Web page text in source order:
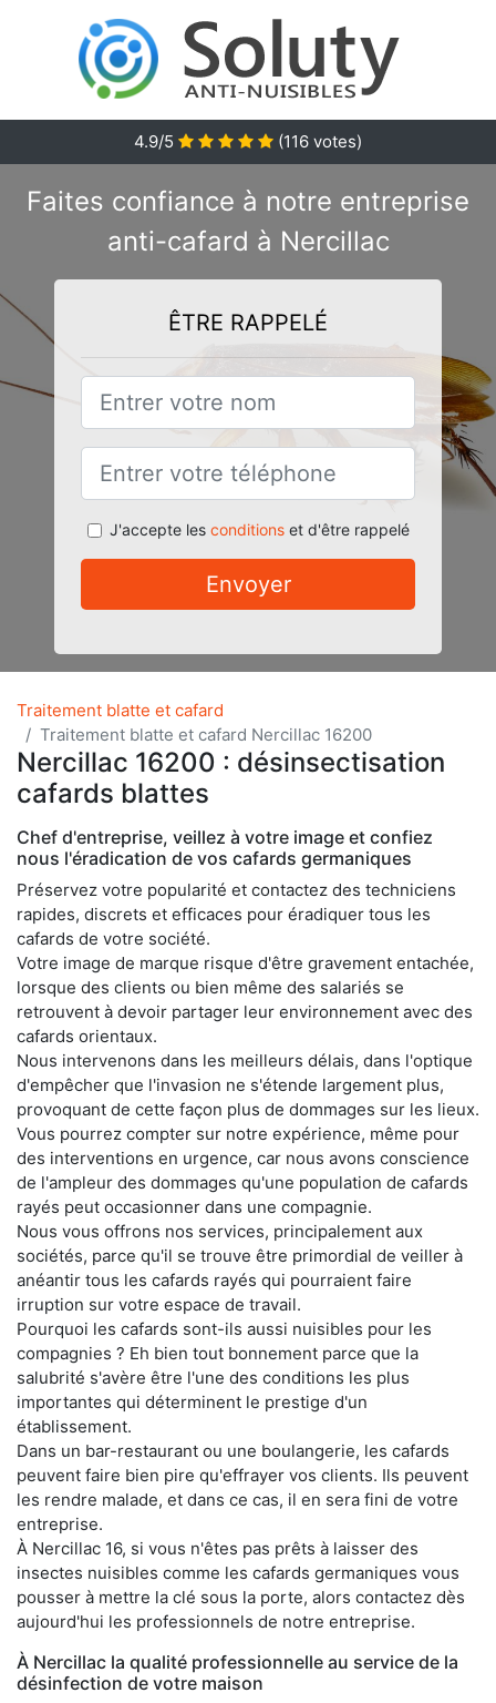
4.9/5 (116 votes)
Faites confiance à notre entreprise
anti-cafard à Nercillac
ÊTRE RAPPELÉ
J'accepte les conditionset d'être rappelé
Envoyer
Traitement blatte et cafard
Traitement blatte et cafard Nercillac 16200
Nercillac 16200 : désinsectisation
cafards blattes
Chef d'entreprise, veillez à votre image et confiez
nous l'éradication de vos cafards germaniques
Préservez votre popularité et contactez des techniciens
rapides, discrets et efficaces pour éradiquer tous les
cafards de votre société.
Votre image de marque risque d'être gravement entachée,
lorsque des clients ou bien même des salariés se
retrouvent à devoir partager leur environnement avec des
cafards orientaux.
Nous intervenons dans les meilleurs délais, dans l'optique
d'empêcher que l'invasion ne s'étende largement plus,
provoquant de cette façon plus de dommages sur les lieux.
Vous pourrez compter sur notre expérience, même pour
des interventions en urgence, car nous avons conscience
de l'ampleur des dommages qu'une population de cafards
rayés peut occasionner dans une compagnie.
Nous vous offrons nos services, principalement aux
sociétés, parce qu'il se trouve être primordial de veiller à
anéantir tous les cafards rayés qui pourraient faire
irruption sur votre espace de travail.
Pourquoi les cafards sont-ils aussi nuisibles pour les
compagnies ? Eh bien tout bonnement parce que la
salubrité s'avère être l'une des conditions les plus
importantes qui déterminent le prestige d'un
établissement.
Dans un bar-restaurant ou une boulangerie, les cafards
peuvent faire bien pire qu'effrayer vos clients. Ils peuvent
les rendre malade, et dans ce cas, il en sera fini de votre
entreprise.
À Nercillac 16, si vous n'êtes pas prêts à laisser des
insectes nuisibles comme les cafards germaniques vous
pousser à mettre la clé sous la porte, alors contactez dès
aujourd'hui les professionnels de notre entreprise.
À Nercillac la qualité professionnelle au service de la
désinfection de votre maison